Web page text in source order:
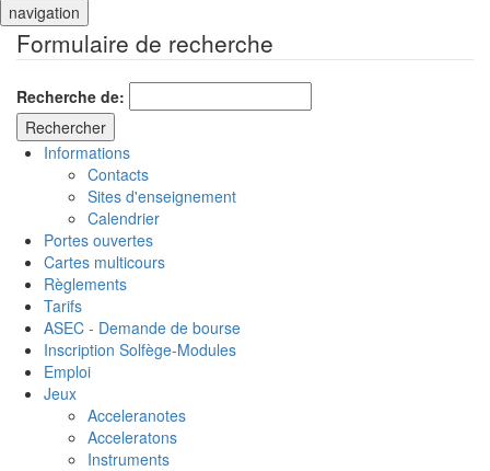
navigation
Formulaire de recherche
Recherche de:
Informations
Contacts
Sites d'enseignement
Calendrier
Portes ouvertes
Cartes multicours
Règlements
Tarifs
ASEC - Demande de bourse
Inscription Solfège-Modules
Emploi
Jeux
Acceleranotes
Acceleratons
Instruments